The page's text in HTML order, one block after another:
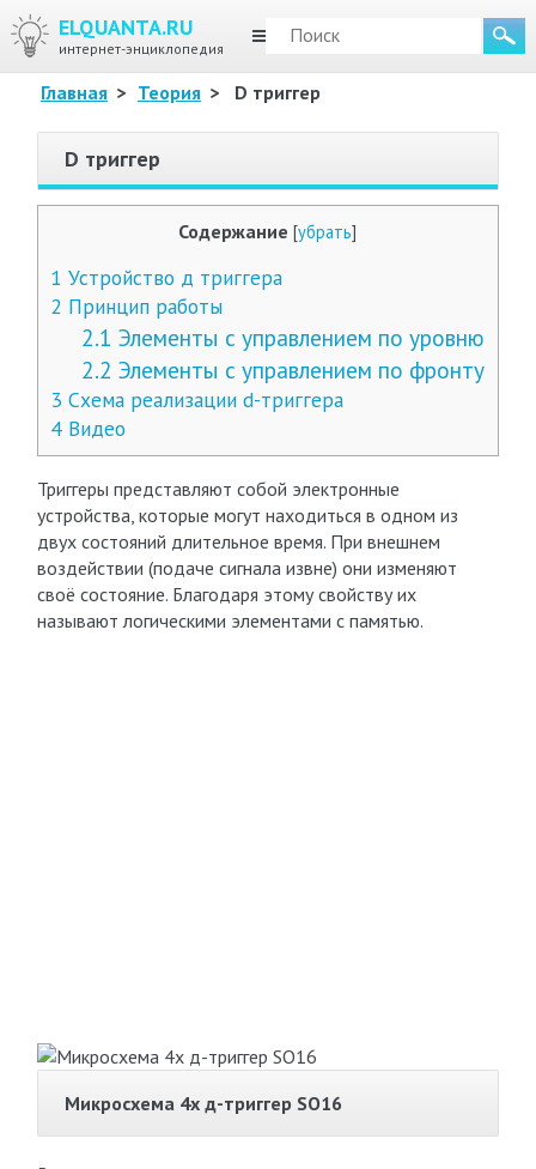
ELQUANTA.RU
интернет-энциклопедия
МЕНЮ
Главная > Теория > D триггер
D триггер
Содержание [убрать]
1 Устройство д триггера
2 Принцип работы
2.1 Элементы с управлением по уровню
2.2 Элементы с управлением по фронту
3 Схема реализации d-триггера
4Видео
Триггеры представляют собой электронные
устройства, которые могут находиться в одном из
двух состояний длительное время. При внешнем
воздействии (подаче сигнала извне) они изменяют
своё состояние. Благодаря этому свойству их
называют логическими элементами с памятью.
Микросхема 4х д-триггер SO16